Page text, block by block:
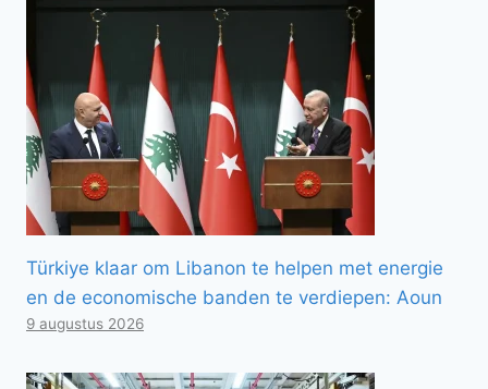
Türkiye klaar om Libanon te helpen met energie
en de economische banden te verdiepen: Aoun
9 augustus 2026